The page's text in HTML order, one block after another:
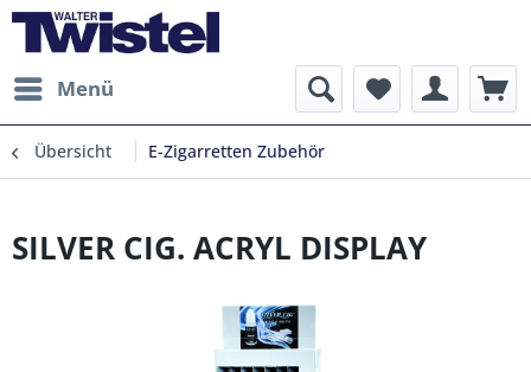
Menü
Übersicht E-Zigarretten Zubehör
SILVER CIG. ACRYL DISPLAY